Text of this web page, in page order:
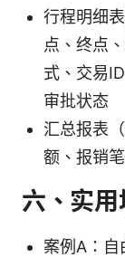
行程明细
点、终点
式、交易
审批状态
汇总报表
额、报销
六、实用
案例A：自